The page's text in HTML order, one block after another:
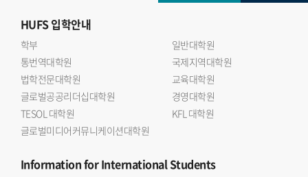
HUFS입학안내
학부
일반대학원
통번역대학원
국제지역대학원
법학전문대학원
교육대학원
글로벌공공리더십대학원
경영대학원
TESOL 대학원
KFL 대학원
글로벌미디어커뮤니케이션대학원
Informationfor International Students